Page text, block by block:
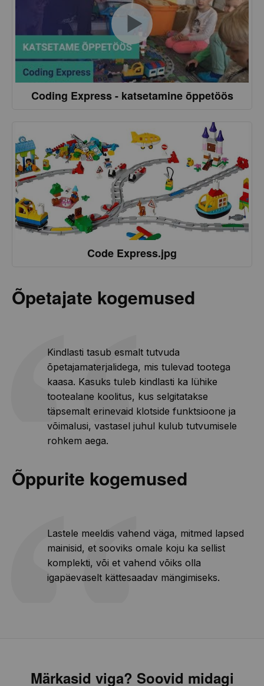
Coding Express - katsetamine õppetöös
Code Express.jpg
Õpetajate kogemused
Kindlasti tasub esmalt tutvuda
õpetajamaterjalidega, mis tulevad tootega
kaasa. Kasuks tuleb kindlasti ka lühike
tootealane koolitus, kus selgitatakse
täpsemalt erinevaid klotside funktsioone ja
võimalusi, vastasel juhul kulub tutvumisele
rohkem aega.
Õppurite kogemused
Lastele meeldis vahend väga, mitmed lapsed
mainisid, et sooviks omale koju ka sellist
komplekti, või et vahend võiks olla
igapäevaselt kättesaadav mängimiseks.
Märkasid viga? Soovid midagi